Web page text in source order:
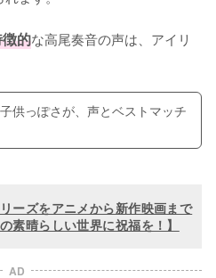
的な高尾奏音の声は、アイリ
供っぽさが、声とベストマッチ
ーズをアニメから新作映画まで
素晴らしい世界に祝福を！】
AD